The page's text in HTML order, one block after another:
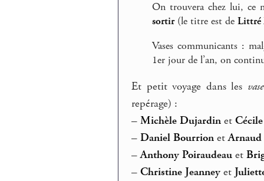
On trouvera chez lui, ce
sortir(le titre est de Littré
Vases communicants :
1er jour de l’an, on
Et petit voyage dans les
repérage) :
– Michèle Dujardin et
– Daniel Bourrion et
– Anthony Poiraudeau et
– Christine Jeanneyet